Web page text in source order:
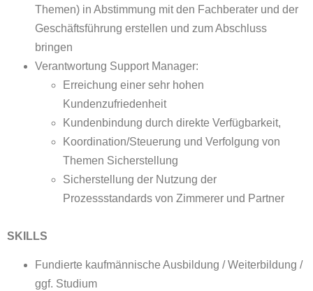
Themen) in Abstimmung mit den Fachberater und der
Geschäftsführung erstellen und zum Abschluss
bringen
Verantwortung Support Manager:
Erreichung einer sehr hohen
Kundenzufriedenheit
Kundenbindung durch direkte Verfügbarkeit,
Koordination/Steuerung und Verfolgung von
Themen Sicherstellung
Sicherstellung der Nutzung der
Prozessstandards von Zimmerer und Partner
SKILLS
Fundierte kaufmännische Ausbildung / Weiterbildung /
ggf. Studium